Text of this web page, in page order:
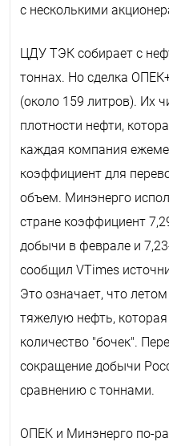
с несколькими
ЦДУ ТЭК собирает с
тоннах. Но сделка
(около 159 литров). Их
плотности нефти,
каждая компания
коэффициент для
объем. Минэнерго
стране коэффициент
добычи в феврале и
сообщил VTimes
Это означает, что
тяжелую нефть,
количество "бочек".
сокращение добычи
сравнению с тоннами.
ОПЕК и Минэнерго по-